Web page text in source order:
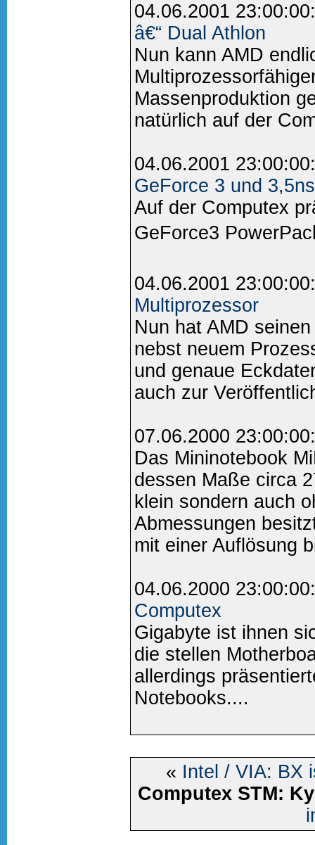
04.06.2001
â€“ Dual Athlon
Nun kann AMD
Massenproduktion
natürlich auf der
04.06.2001
GeForce 3 und
Auf der Computex
GeForce3
04.06.2001
Multiprozessor
Nun hat AMD
nebst neuem
und genaue
auch zur
07.06.2000
Das Mininotebook
dessen Maße circa
klein sondern auch
Abmessungen
mit einer Auflösung
04.06.2000
Computex
Gigabyte ist ihnen
die stellen
allerdings
Notebooks....
« Intel / VIA: BX
Computex STM: